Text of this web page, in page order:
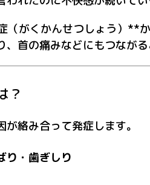
（がくかんせつしょう）**
首の痛みなどにもつながる
？
絡み合って発症します。
り・歯ぎしり